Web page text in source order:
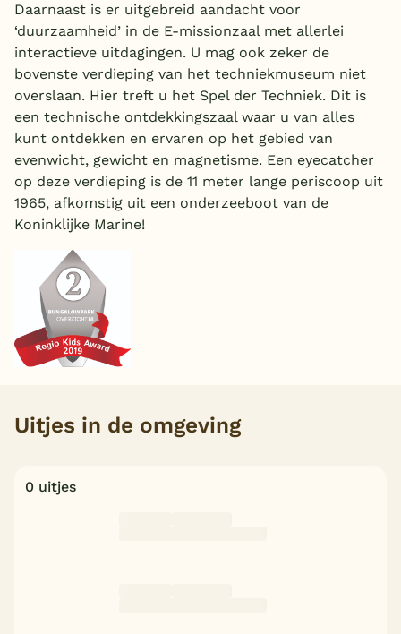
Limburg
Duitsland
België
Blog
Onze e-boeken
Daarnaast is er uitgebreid aandacht voor
‘duurzaamheid’ in de E-missionzaal met allerlei
interactieve uitdagingen. U mag ook zeker de
bovenste verdieping van het techniekmuseum niet
overslaan. Hier treft u het Spel der Techniek. Dit is
een technische ontdekkingszaal waar u van alles
kunt ontdekken en ervaren op het gebied van
evenwicht, gewicht en magnetisme. Een eyecatcher
op deze verdieping is de 11 meter lange periscoop uit
1965, afkomstig uit een onderzeeboot van de
Koninklijke Marine!
Uitjes in de omgeving
0 uitjes